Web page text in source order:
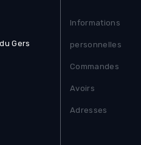
Gers
Informations
personnelles
Commandes
Avoirs
Adresses